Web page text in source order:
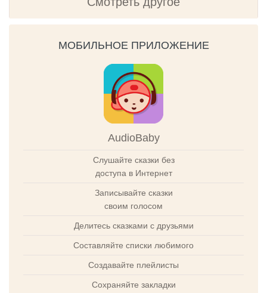
МОБИЛЬНОЕ ПРИЛОЖЕНИЕ
AudioBaby
Слушайте сказки без
доступа в Интернет
Записывайте сказки
своим голосом
Делитесь сказками с друзьями
Составляйте списки любимого
Создавайте плейлисты
Сохраняйте закладки